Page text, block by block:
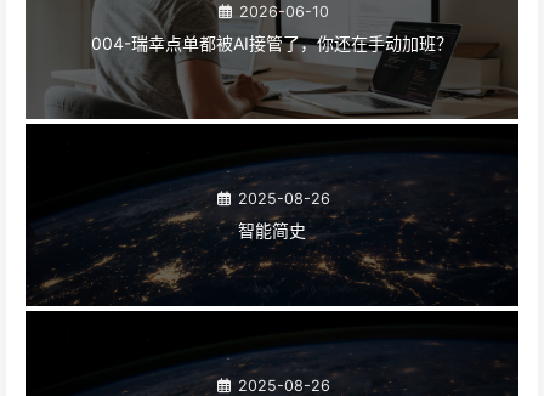
2026-06-10
004-瑞幸点单都被AI接管了，你还在手动加班？
2025-08-26
智能简史
2025-08-26